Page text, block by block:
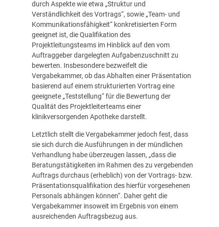
durch Aspekte wie etwa „Struktur und
Verständlichkeit des Vortrags“, sowie „Team- und
Kommunikationsfähigkeit“ konkretisierten Form
geeignet ist, die Qualifikation des
Projektleitungsteams im Hinblick auf den vom
Auftraggeber dargelegten Aufgabenzuschnitt zu
bewerten. Insbesondere bezweifelt die
Vergabekammer, ob das Abhalten einer Präsentation
basierend auf einem strukturierten Vortrag eine
geeignete „Teststellung“ für die Bewertung der
Qualität des Projektleiterteams einer
klinikversorgenden Apotheke darstellt.
Letztlich stellt die Vergabekammer jedoch fest, dass
sie sich durch die Ausführungen in der mündlichen
Verhandlung habe überzeugen lassen, „dass die
Beratungstätigkeiten im Rahmen des zu vergebenden
Auftrags durchaus (erheblich) von der Vortrags- bzw.
Präsentationsqualifikation des hierfür vorgesehenen
Personals abhängen können“. Daher geht die
Vergabekammer insoweit im Ergebnis von einem
ausreichenden Auftragsbezug aus.